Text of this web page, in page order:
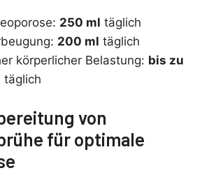
250 ml täglich
200 ml täglich
körperlicher Belastung: bis zu
täglich
von
für optimale